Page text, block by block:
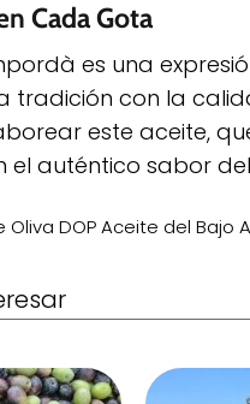
Cada Gota
es una
tradición con la
este aceite,
auténtico sabor
Oliva DOP Aceite del Bajo